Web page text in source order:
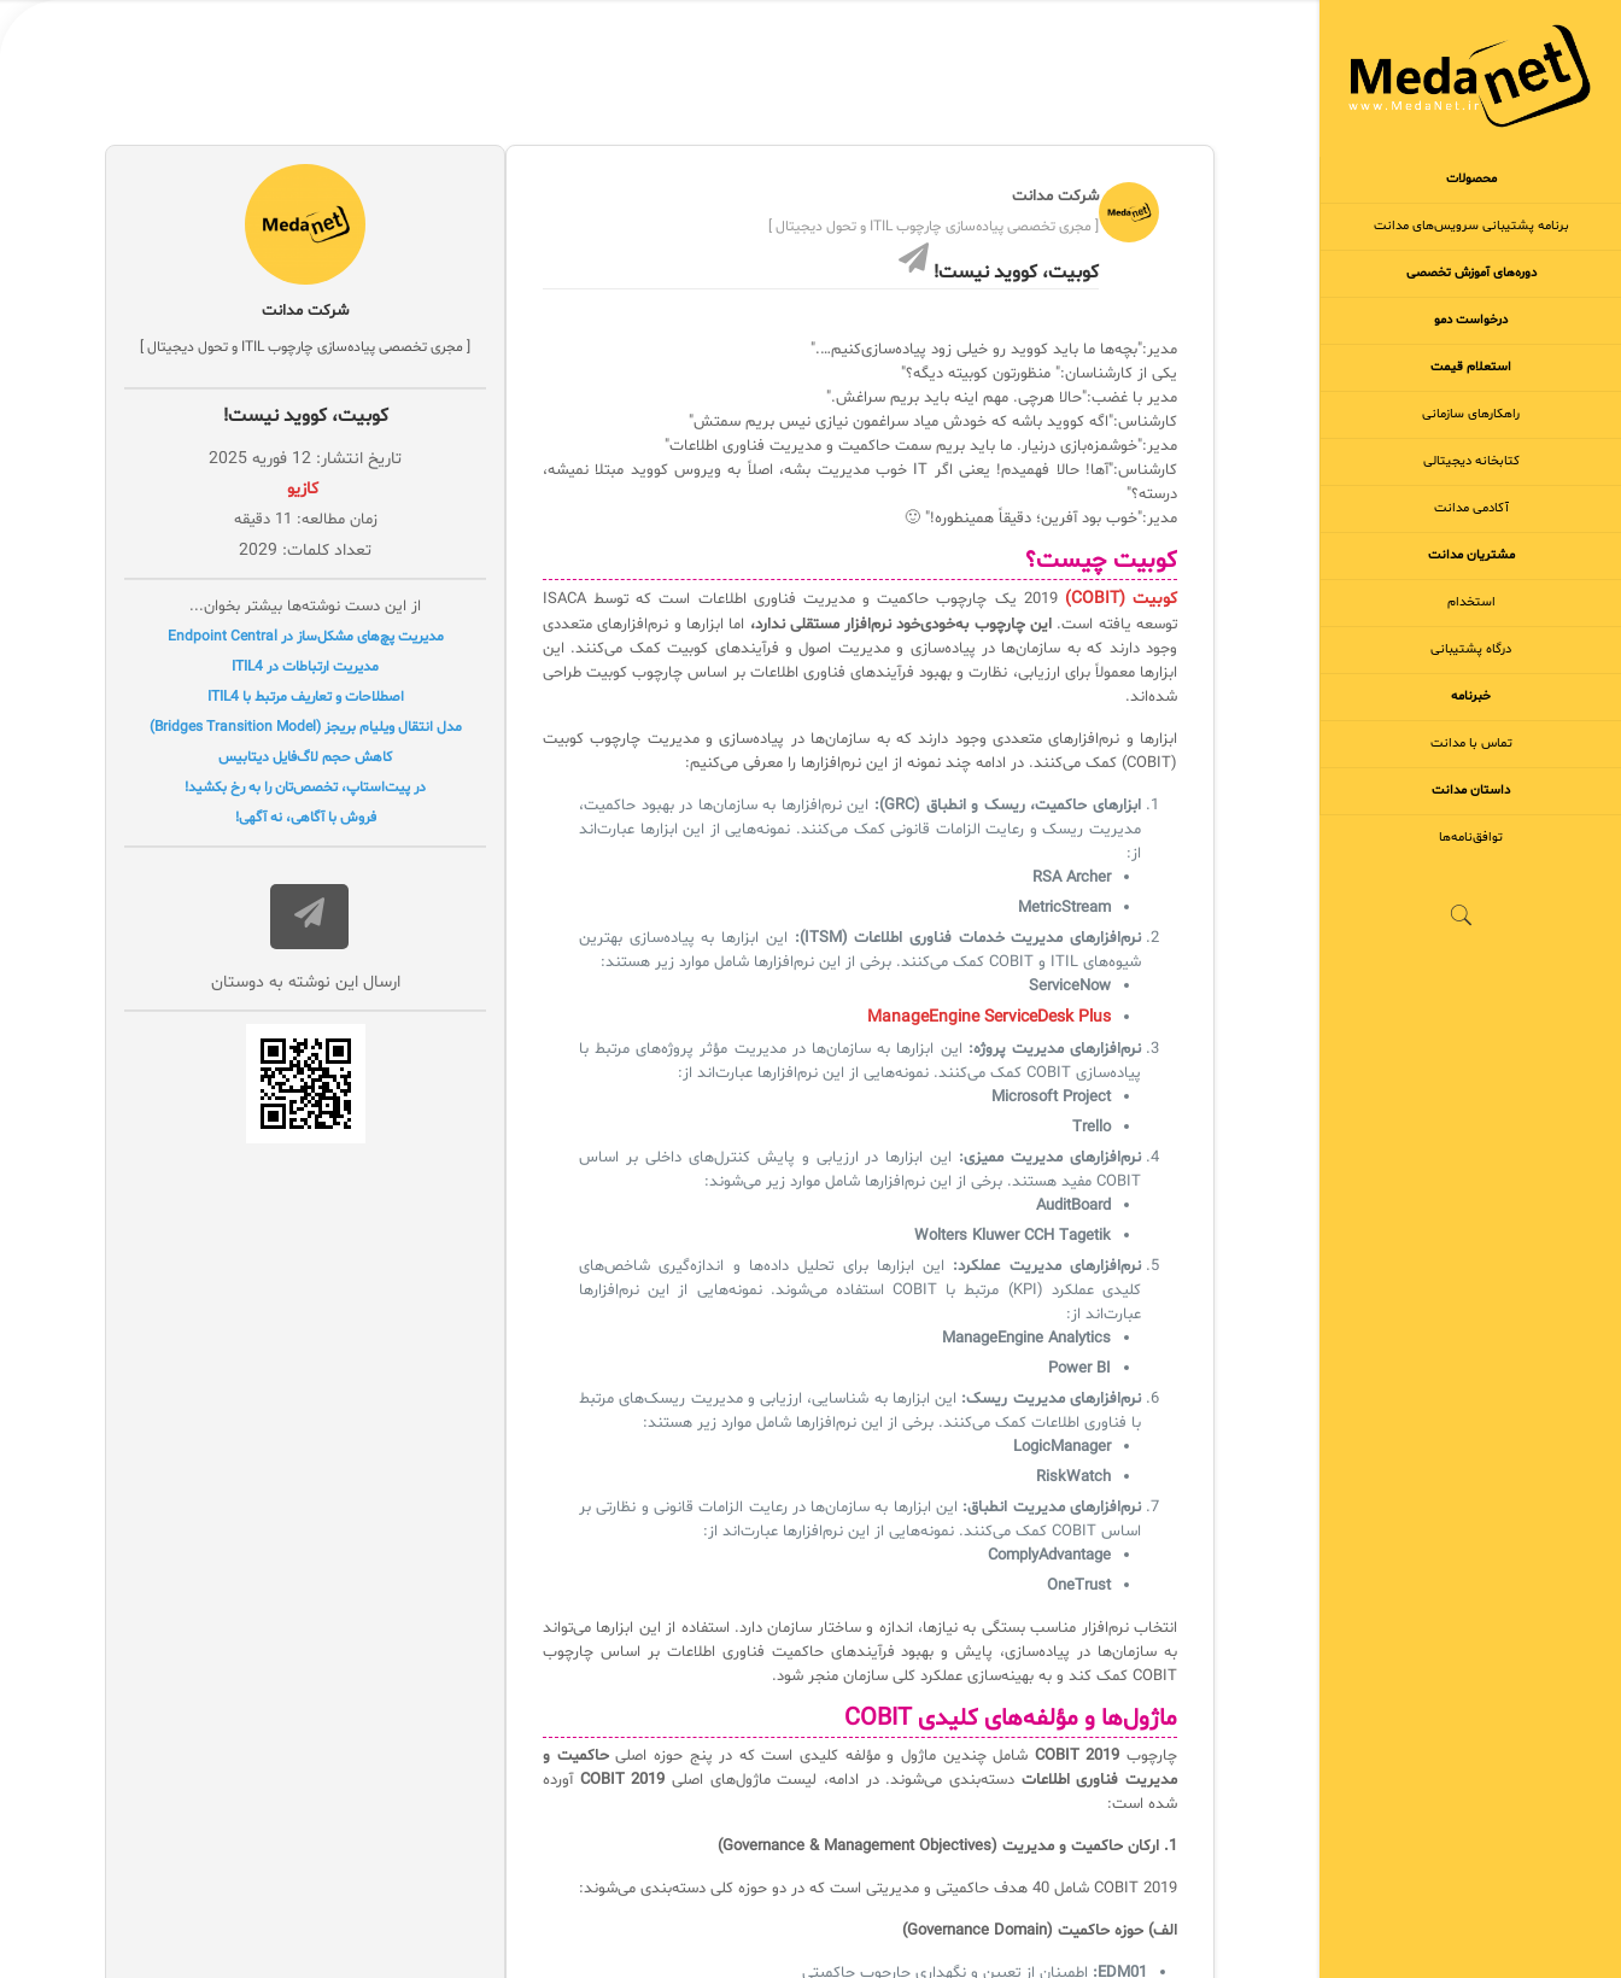
محصولات
برنامه‌ پشتیبانی سرویس‌های مدانت
دوره‌های آموزش تخصصی
درخواست دمو
استعلام قیمت
راهکارهای سازمانی
کتابخانه دیجیتالی
آکادمی مدانت
مشتریان مدانت
استخدام
درگاه پشتیبانی
خبرنامه
تماس با مدانت
داستان مدانت
توافق‌نامه‌ها
شرکت مدانت
[ مجری تخصصی پیاده‌سازی چارچوب ITIL و تحول دیجیتال ]
کوبیت، کووید نیست!
مدیر:"بچه‌ها ما باید کووید رو خیلی زود پیاده‌سازی‌کنیم…."
یکی از کارشناسان:" منظورتون کوبیته دیگه؟"
مدیر با غضب:"حالا هرچی. مهم اینه باید بریم سراغش."
کارشناس:"اگه کووید باشه که خودش میاد سراغمون نیازی نیس بریم سمتش"
مدیر:"خوشمزه‌بازی درنیار. ما باید بریم سمت حاکمیت و مدیریت فناوری اطلاعات"
کارشناس:"آها! حالا فهمیدم! یعنی اگر IT خوب مدیریت بشه، اصلاً به ویروس‌ کووید مبتلا نمیشه،
درسته؟"
مدیر:"خوب بود آفرین؛ دقیقاً همینطوره!" 🙂
کوبیت چیست؟
کوبیت (COBIT)
2019 یک چارچوب حاکمیت و مدیریت فناوری اطلاعات است که توسط ISACA
توسعه یافته است. این چارچوب به‌خودی‌خود نرم‌افزار مستقلی ندارد، اما ابزارها و نرم‌افزارهای متعددی
وجود دارند که به سازمان‌ها در پیاده‌سازی و مدیریت اصول و فرآیندهای کوبیت کمک می‌کنند. این
ابزارها معمولاً برای ارزیابی، نظارت و بهبود فرآیندهای فناوری اطلاعات بر اساس چارچوب کوبیت طراحی
شده‌اند.
ابزارها و نرم‌افزارهای متعددی وجود دارند که به سازمان‌ها در پیاده‌سازی و مدیریت چارچوب کوبیت
(COBIT) کمک می‌کنند. در ادامه چند نمونه از این نرم‌افزارها را معرفی می‌کنیم:
ابزارهای حاکمیت، ریسک و انطباق (GRC):
این نرم‌افزارها به سازمان‌ها در بهبود حاکمیت،
مدیریت ریسک و رعایت الزامات قانونی کمک می‌کنند. نمونه‌هایی از این ابزارها عبارت‌اند
از:
RSA Archer
MetricStream
نرم‌افزارهای مدیریت خدمات فناوری اطلاعات (ITSM):
این ابزارها به پیاده‌سازی بهترین
شیوه‌های ITIL و COBIT کمک می‌کنند. برخی از این نرم‌افزارها شامل موارد زیر هستند:
ServiceNow
ManageEngine ServiceDesk Plus
نرم‌افزارهای مدیریت پروژه: این ابزارها به سازمان‌ها در مدیریت مؤثر پروژه‌های مرتبط با
پیاده‌سازی COBIT کمک می‌کنند. نمونه‌هایی از این نرم‌افزارها عبارت‌اند از:
Microsoft Project
Trello
نرم‌افزارهای مدیریت ممیزی: این ابزارها در ارزیابی و پایش کنترل‌های داخلی بر اساس
COBIT مفید هستند. برخی از این نرم‌افزارها شامل موارد زیر می‌شوند:
AuditBoard
Wolters Kluwer CCH Tagetik
نرم‌افزارهای مدیریت عملکرد: این ابزارها برای تحلیل داده‌ها و اندازه‌گیری شاخص‌های
کلیدی عملکرد (KPI) مرتبط با COBIT استفاده می‌شوند. نمونه‌هایی از این نرم‌افزارها
عبارت‌اند از:
ManageEngine Analytics
Power BI
نرم‌افزارهای مدیریت ریسک: این ابزارها به شناسایی، ارزیابی و مدیریت ریسک‌های مرتبط
با فناوری اطلاعات کمک می‌کنند. برخی از این نرم‌افزارها شامل موارد زیر هستند:
LogicManager
RiskWatch
نرم‌افزارهای مدیریت انطباق: این ابزارها به سازمان‌ها در رعایت الزامات قانونی و نظارتی بر
اساس COBIT کمک می‌کنند. نمونه‌هایی از این نرم‌افزارها عبارت‌اند از:
ComplyAdvantage
OneTrust
انتخاب نرم‌افزار مناسب بستگی به نیازها، اندازه و ساختار سازمان دارد. استفاده از این ابزارها می‌تواند
به سازمان‌ها در پیاده‌سازی، پایش و بهبود فرآیندهای حاکمیت فناوری اطلاعات بر اساس چارچوب
COBIT کمک کند و به بهینه‌سازی عملکرد کلی سازمان منجر شود.
ماژول‌ها و مؤلفه‌های کلیدیCOBIT
چارچوب COBIT 2019 شامل چندین ماژول و مؤلفه کلیدی است که در پنج حوزه اصلیحاکمیت و
مدیریت فناوری اطلاعات دسته‌بندی می‌شوند. در ادامه، لیست ماژول‌های اصلی COBIT 2019 آورده
شده است:
1. ارکان حاکمیت و مدیریت (Governance & Management Objectives)
COBIT 2019 شامل 40 هدف حاکمیتی و مدیریتی است که در دو حوزه کلی دسته‌بندی می‌شوند:
الف) حوزه حاکمیت (Governance Domain)
EDM01: اطمینان از تعیین و نگهداری چارچوب حاکمیتی
شرکت مدانت
[ مجری تخصصی پیاده‌سازی چارچوب ITIL و تحول دیجیتال ]
کوبیت، کووید نیست!
تاریخ انتشار: 12 فوریه 2025
‌ کازیو
زمان مطالعه: 11 دقیقه
تعداد کلمات: 2029
از این دست نوشته‌ها بیشتر بخوان...
مدیریت پچ‌های مشکل‌ساز در Endpoint Central
مدیریت ارتباطات در ITIL4
اصطلاحات و تعاریف مرتبط با ITIL4
مدل انتقال ویلیام بریجز (Bridges Transition Model)
کاهش حجم لاگ‌فایل دیتابیس
در پیت‌استاپ، تخصص‌تان را به رخ بکشید!
فروش با آگاهی، نه آگهی!
ارسال این نوشته به دوستان‌